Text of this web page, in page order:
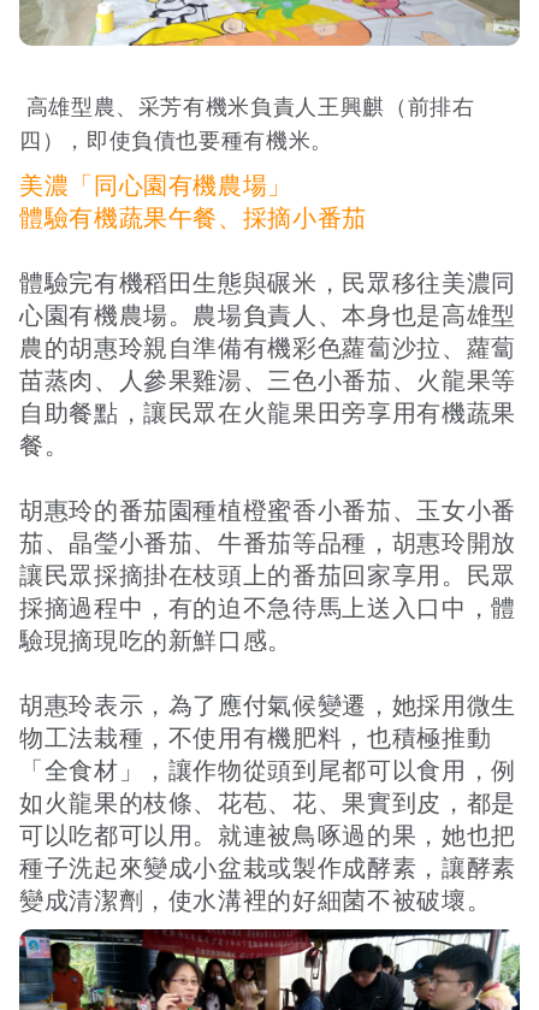
高雄型農、采芳有機米負責人王興麒（前排右
四），即使負債也要種有機米。
美濃「同心園有機農場」
體驗有機蔬果午餐、採摘小番茄
體驗完有機稻田生態與碾米，民眾移往美濃同
心園有機農場。農場負責人、本身也是高雄型
農的胡惠玲親自準備有機彩色蘿蔔沙拉、蘿蔔
苗蒸肉、人參果雞湯、三色小番茄、火龍果等
自助餐點，讓民眾在火龍果田旁享用有機蔬果
餐。
胡惠玲的番茄園種植橙蜜香小番茄、玉女小番
茄、晶瑩小番茄、牛番茄等品種，胡惠玲開放
讓民眾採摘掛在枝頭上的番茄回家享用。民眾
採摘過程中，有的迫不急待馬上送入口中，體
驗現摘現吃的新鮮口感。
胡惠玲表示，為了應付氣候變遷，她採用微生
物工法栽種，不使用有機肥料，也積極推動
「全食材」，讓作物從頭到尾都可以食用，例
如火龍果的枝條、花苞、花、果實到皮，都是
可以吃都可以用。就連被鳥啄過的果，她也把
種子洗起來變成小盆栽或製作成酵素，讓酵素
變成清潔劑，使水溝裡的好細菌不被破壞。